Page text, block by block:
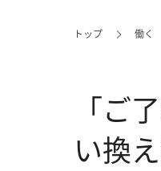
トップ 働く
「ご
い換